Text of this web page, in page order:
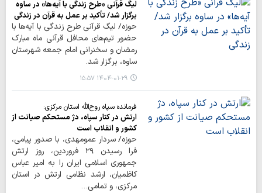
لیگ قرآنی «طرح زندگی با آیه‌ها» در ساوه
برگزار شد/ تأکید بر عمل به قرآن در زندگی
حوزه/ لیگ قرآنی طرح زندگی با آیه‌ها با
حضور تیم‌های محافل قرآنی ماه مبارک
رمضان و سخنرانی امام جمعه شهرستان
ساوه، برگزار شد.
۱۴۰۴-۰۱-۲۹ ۱۵:۵۷
فرمانده سپاه روح‌الله استان مرکزی:
ارتش در کنار سپاه، دژ مستحکم صیانت از
کشور و انقلاب است
حوزه/ سردار عمومهدی، با صدور پیامی،
فرا رسیدن ۲۹ فروردین، روز ارتش
جمهوری اسلامی ایران را به امیر عباس
کاظمیان، ارشد نظامی ارتش در استان
مرکزی، و تمامی…